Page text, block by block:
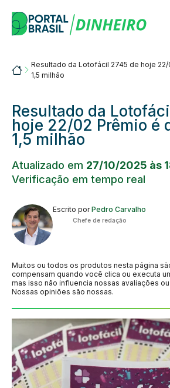
content
Portalbrasil
Resultado da Lotofácil 2745 de hoje
1,5 milhão
Resultado da
hoje 22/02 Prêmio é
1,5 milhão
Atualizado em 27/10/2025 às
Verificação em tempo real
Escrito porPedro Carvalho
Chefe de redação
Muitos ou todos os produtos nesta página
compensam quando você clica ou executa
mas isso não influencia nossas avaliações
Nossas opiniões são nossas.